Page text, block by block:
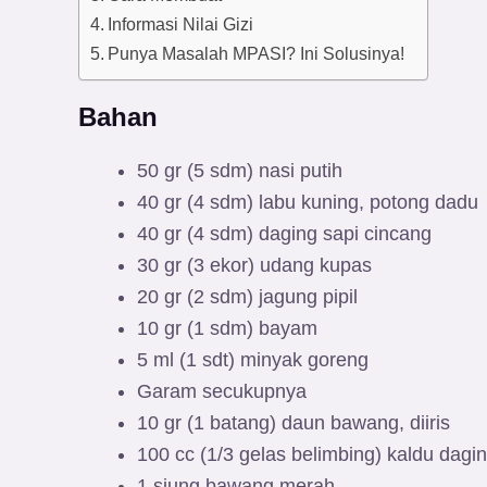
Informasi Nilai Gizi
Punya Masalah MPASI? Ini Solusinya!
Bahan
50 gr (5 sdm) nasi putih
40 gr (4 sdm) labu kuning, potong dadu
40 gr (4 sdm) daging sapi cincang
30 gr (3 ekor) udang kupas
20 gr (2 sdm) jagung pipil
10 gr (1 sdm) bayam
5 ml (1 sdt) minyak goreng
Garam secukupnya
10 gr (1 batang) daun bawang, diiris
100 cc (1/3 gelas belimbing) kaldu